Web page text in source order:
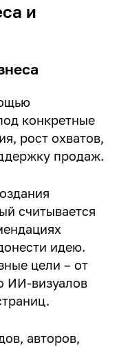
и
конкретные
рост охватов,
продаж.
считывается
идею.
цели – от
ИИ-визуалов
авторов,